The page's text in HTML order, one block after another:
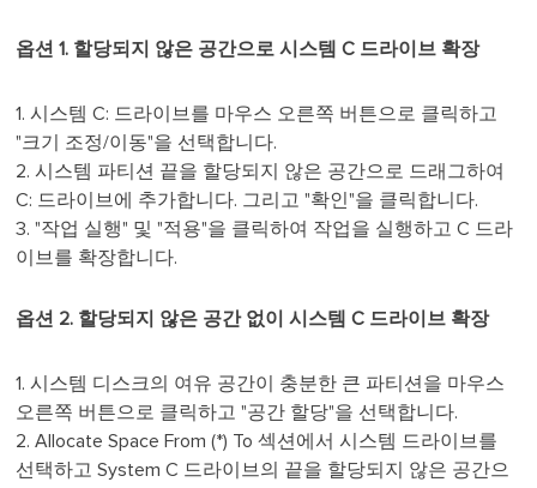
옵션 1. 할당되지 않은 공간으로 시스템 C 드라이브 확장
1. 시스템 C: 드라이브를 마우스 오른쪽 버튼으로 클릭하고
"크기 조정/이동"을 선택합니다.
2. 시스템 파티션 끝을 할당되지 않은 공간으로 드래그하여
C: 드라이브에 추가합니다. 그리고 "확인"을 클릭합니다.
3. "작업 실행" 및 "적용"을 클릭하여 작업을 실행하고 C 드라
이브를 확장합니다.
옵션 2. 할당되지 않은 공간 없이 시스템 C 드라이브 확장
1. 시스템 디스크의 여유 공간이 충분한 큰 파티션을 마우스
오른쪽 버튼으로 클릭하고 "공간 할당"을 선택합니다.
2. Allocate Space From (*) To 섹션에서 시스템 드라이브를
선택하고 System C 드라이브의 끝을 할당되지 않은 공간으